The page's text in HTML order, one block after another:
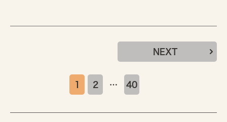
1 2 … 40
NEXT